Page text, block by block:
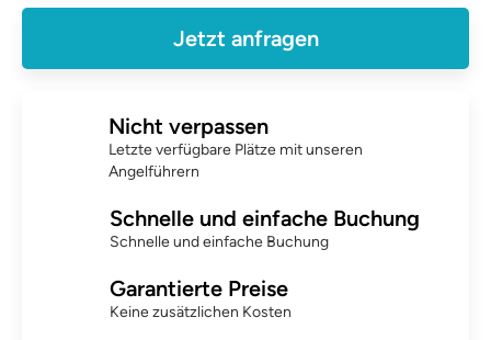
Jetzt anfragen
Nicht verpassen
Letzte verfügbare Plätze mit unseren
Angelführern
Schnelle und einfache Buchung
Schnelle und einfache Buchung
Garantierte Preise
Keine zusätzlichen Kosten